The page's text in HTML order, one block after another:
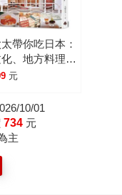
帶你吃日本：
、地方料理、
、巷弄美
地人才知道的
全收錄。
元
10/01
734 元
主